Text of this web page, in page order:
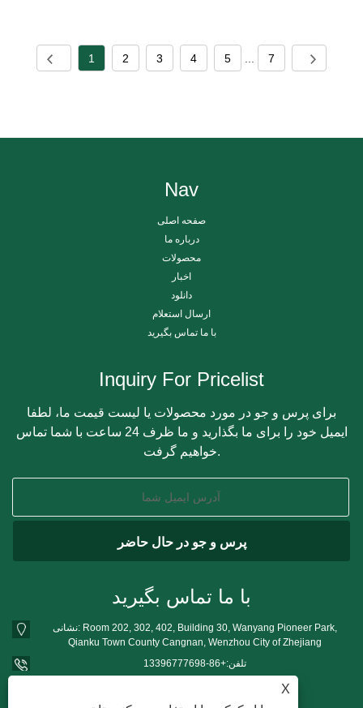
1 2 3 4 5 ... 7
Nav
صفحه اصلی
درباره ما
محصولات
اخبار
دانلود
ارسال استعلام
با ما تماس بگیرید
Inquiry For Pricelist
برای پرس و جو در مورد محصولات یا لیست قیمت ما، لطفا
ایمیل خود را برای ما بگذارید و ما ظرف 24 ساعت با شما تماس
خواهیم گرفت.
با ما تماس بگیرید
نشانی: Room 202, 302, 402, Building 30, Wanyang Pioneer Park,
Qianku Town County Cangnan, Wenzhou City of Zhejiang
تلفن:+86-13396777698
mushroomgrowbag@163.com
X